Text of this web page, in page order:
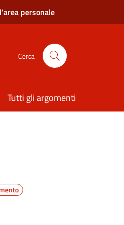
personale
Cerca
Tutti gli argomenti